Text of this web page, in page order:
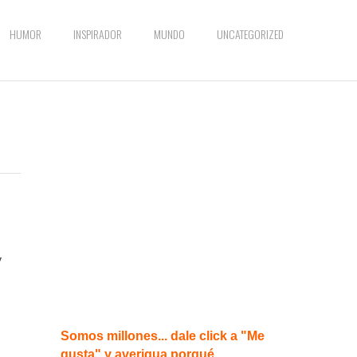
HUMOR INSPIRADOR MUNDO UNCATEGORIZED
Somos millones... dale click a "Me
gusta" y averigua porqué